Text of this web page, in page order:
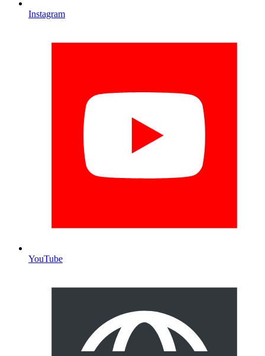
Instagram
YouTube